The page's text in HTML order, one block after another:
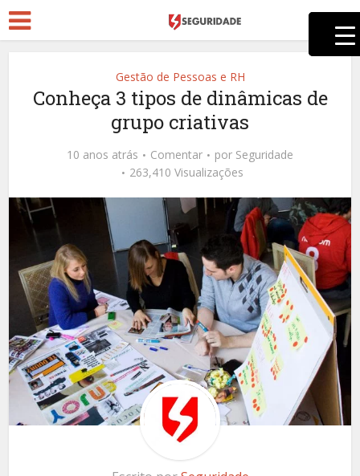
Gestão de Pessoas e RH
Conheça 3 tipos de dinâmicas de
grupo criativas
10 anos atrás Comentar por Seguridade
263,410 Visualizações